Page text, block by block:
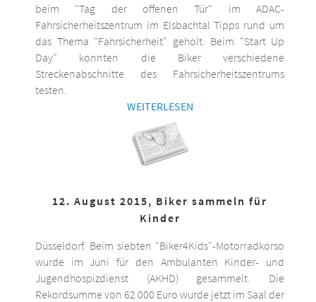
beim "Tag der offenen Tür" im ADAC-
Fahrsicherheitszentrum im Elsbachtal Tipps rund um
das Thema "Fahrsicherheit" geholt. Beim "Start Up
Day" konnten die Biker verschiedene
Streckenabschnitte des Fahrsicherheitszentrums
testen.
WEITERLESEN
12. August 2015, Biker sammeln für
Kinder
Düsseldorf. Beim siebten "Biker4Kids"-Motorradkorso
wurde im Juni für den Ambulanten Kinder- und
Jugendhospizdienst (AKHD) gesammelt. Die
Rekordsumme von 62 000 Euro wurde jetzt im Saal der